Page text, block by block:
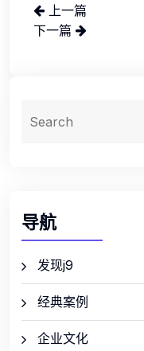
上一篇
下一篇
导航
发现j9
经典案例
企业文化